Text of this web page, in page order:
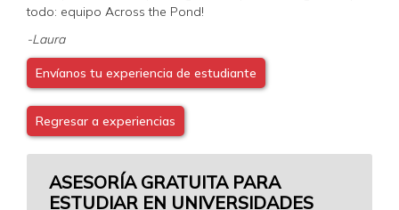
todo: equipo Across the Pond!
-Laura
Envíanos tu experiencia de estudiante
Regresar a experiencias
ASESORÍA GRATUITA PARA
ESTUDIAR EN UNIVERSIDADES